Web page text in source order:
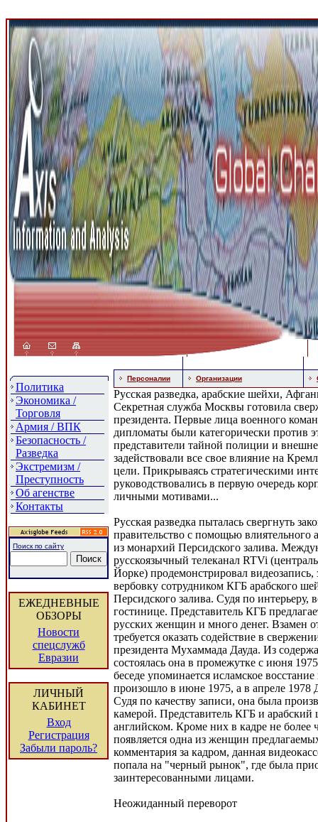
Политика
Экономика /
Торговля
Армия / ВПК
Безопасность /
Разведка
Экстремизм /
Преступность
Об агенстве
Контакты
Поиск по сайту
ЕЖЕДНЕВНЫЕ
ОБЗОРЫ
Новости
спецслужб
Евразии
ЛИЧНЫЙ
КАБИНЕТ
Вход
Регистрация
Забыли пароль?
Персоналии Организации
Русская разведка, арабские шейхи,
Секретная служба Москвы готовила
президента. Первые лица военного
дипломаты были категорически против
представители тайной полиции и
задействовали все свое влияние на
цели. Прикрываясь стратегическими
руководствовались в первую очередь
личными мотивами...
Русская разведка пыталась свергнуть
правительство с помощью влиятельного
из монархий Персидского залива.
русскоязычный телеканал RTVi
Йорке) продемонстрировал
вербовку сотрудником КГБ арабского
Персидского залива. Судя по интерьеру,
гостинице. Представитель КГБ
русских женщин и много денег. Взамен
требуется оказать содействие в
президента Мухаммада Дауда. Из
состоялась она в промежутке с июня
беседе упоминается исламское
произошло в июне 1975, а в апреле 1978
Судя по качеству записи, она была
камерой. Представитель КГБ и арабский
английском. Кроме них в кадре не более
появляется одна из женщин
комментария за кадром, данная
попала на "черный рынок", где была
заинтересованными лицами.
Неожиданный переворот